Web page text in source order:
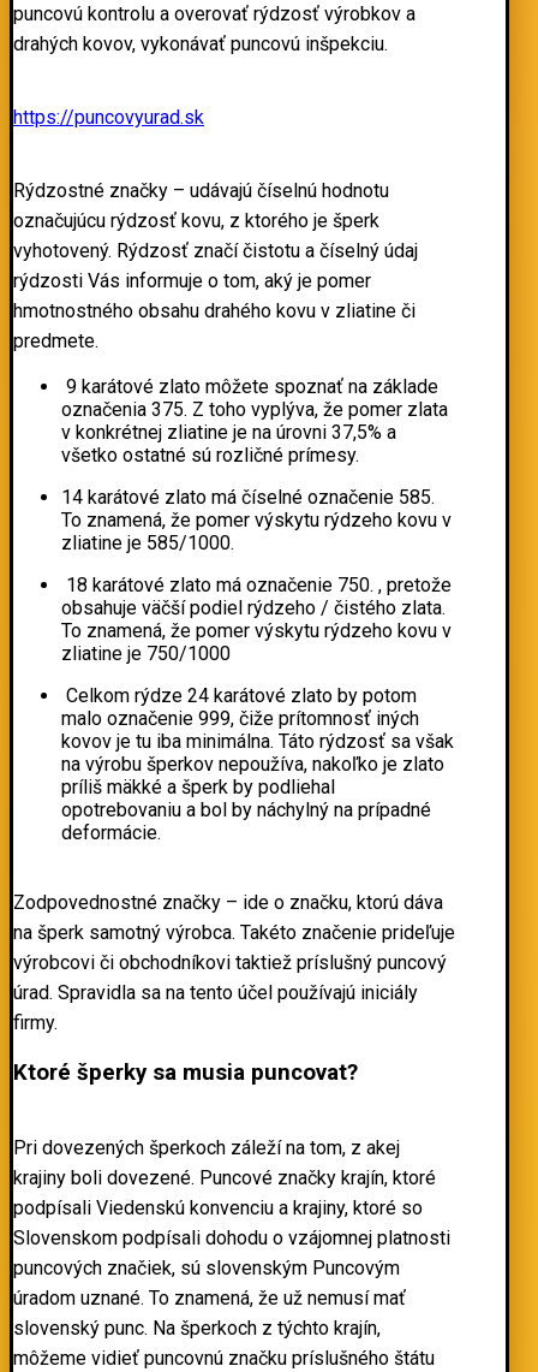
puncovú kontrolu a overovať rýdzosť výrobkov a
drahých kovov, vykonávať puncovú inšpekciu.
https://puncovyurad.sk
Rýdzostné značky – udávajú číselnú hodnotu
označujúcu rýdzosť kovu, z ktorého je šperk
vyhotovený. Rýdzosť značí čistotu a číselný údaj
rýdzosti Vás informuje o tom, aký je pomer
hmotnostného obsahu drahého kovu v zliatine či
predmete.
9 karátové zlato môžete spoznať na základe
označenia 375. Z toho vyplýva, že pomer zlata
v konkrétnej zliatine je na úrovni 37,5% a
všetko ostatné sú rozličné prímesy.
14 karátové zlato má číselné označenie 585.
To znamená, že pomer výskytu rýdzeho kovu v
zliatine je 585/1000.
18 karátové zlato má označenie 750. , pretože
obsahuje väčší podiel rýdzeho / čistého zlata.
To znamená, že pomer výskytu rýdzeho kovu v
zliatine je 750/1000
Celkom rýdze 24 karátové zlato by potom
malo označenie 999, čiže prítomnosť iných
kovov je tu iba minimálna. Táto rýdzosť sa však
na výrobu šperkov nepoužíva, nakoľko je zlato
príliš mäkké a šperk by podliehal
opotrebovaniu a bol by náchylný na prípadné
deformácie.
Zodpovednostné značky – ide o značku, ktorú dáva
na šperk samotný výrobca. Takéto značenie prideľuje
výrobcovi či obchodníkovi taktiež príslušný puncový
úrad. Spravidla sa na tento účel používajú iniciály
firmy.
Ktoré šperky sa musia puncovat?
Pri dovezených šperkoch záleží na tom, z akej
krajiny boli dovezené. Puncové značky krajín, ktoré
podpísali Viedenskú konvenciu a krajiny, ktoré so
Slovenskom podpísali dohodu o vzájomnej platnosti
puncových značiek, sú slovenským Puncovým
úradom uznané. To znamená, že už nemusí mať
slovenský punc. Na šperkoch z týchto krajín,
môžeme vidieť puncovnú značku príslušného štátu